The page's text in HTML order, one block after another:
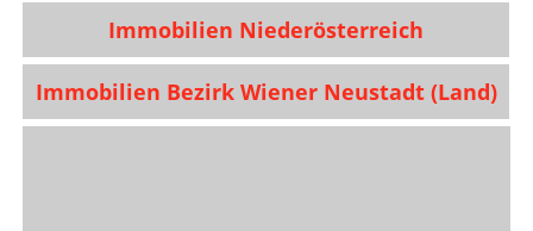
Immobilien Niederösterreich
Immobilien Bezirk Wiener Neustadt (Land)